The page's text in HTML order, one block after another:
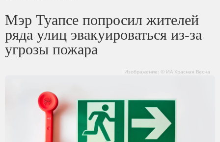
Мэр Туапсе попросил жителей
ряда улиц эвакуироваться из-за
угрозы пожара
Изображение: © ИА Красная Весна